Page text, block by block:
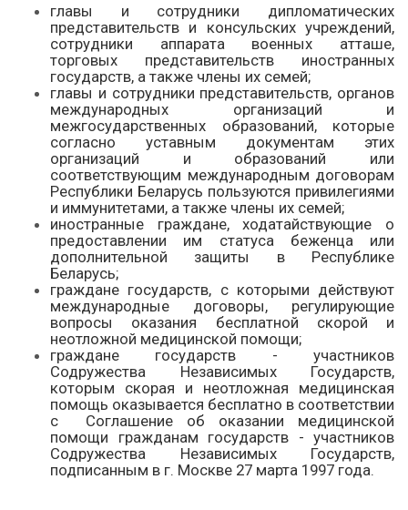
главы и сотрудники дипломатических
представительств и консульских учреждений,
сотрудники аппарата военных атташе,
торговых представительств иностранных
государств, а также члены их семей;
главы и сотрудники представительств, органов
международных организаций и
межгосударственных образований, которые
согласно уставным документам этих
организаций и образований или
соответствующим международным договорам
Республики Беларусь пользуются привилегиями
и иммунитетами, а также члены их семей;
иностранные граждане, ходатайствующие о
предоставлении им статуса беженца или
дополнительной защиты в Республике
Беларусь;
граждане государств, с которыми действуют
международные договоры, регулирующие
вопросы оказания бесплатной скорой и
неотложной медицинской помощи;
граждане государств - участников
Содружества Независимых Государств,
которым скорая и неотложная медицинская
помощь оказывается бесплатно в соответствии
с Соглашение об оказании медицинской
помощи гражданам государств - участников
Содружества Независимых Государств,
подписанным в г. Москве 27 марта 1997 года.